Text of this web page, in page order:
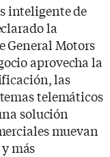
inteligente de
la
General Motors
aprovecha la
las
telemáticos
solución
muevan
más